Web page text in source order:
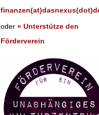
oder » Unterstütze den
Förderverein